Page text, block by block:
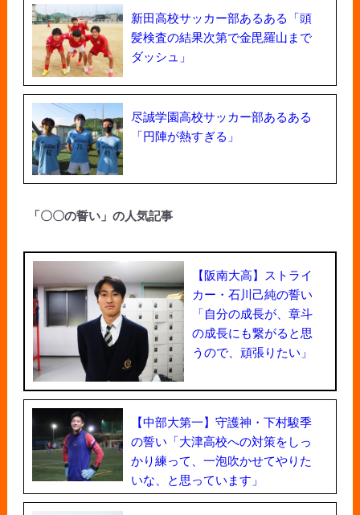
新田高校サッカー部あるある「頭
髪検査の結果次第で金毘羅山まで
ダッシュ」
尽誠学園高校サッカー部あるある
「円陣が熱すぎる」
「〇〇の誓い」の人気記事
【阪南大高】ストライ
カー・石川己純の誓い
「自分の成長が、章斗
の成長にも繋がると思
うので、頑張りたい」
【中部大第一】守護神・下村駿季
の誓い「大津高校への対策をしっ
かり練って、一泡吹かせてやりた
いな、と思っています」